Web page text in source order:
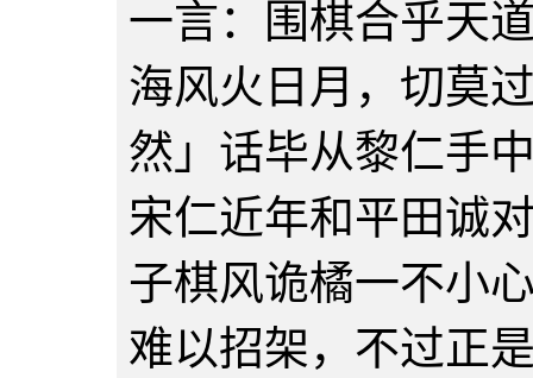
一言：围棋合乎天
海风火日月，切莫
然」话毕从黎仁手
宋仁近年和平田诚
子棋风诡橘一不小
难以招架，不过正